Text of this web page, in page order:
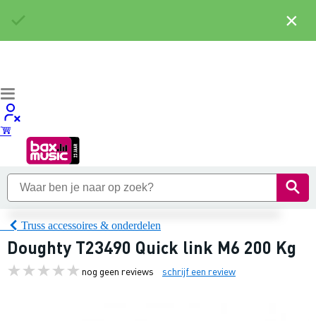
Truss accessoires & onderdelen
Doughty T23490 Quick link M6 200 Kg
nog geen reviews schrijf een review
×